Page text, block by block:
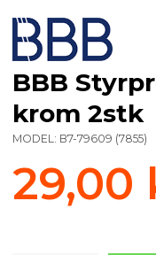
BBB
krom 2stk
MODEL: B7-79609 (7855)
29,00